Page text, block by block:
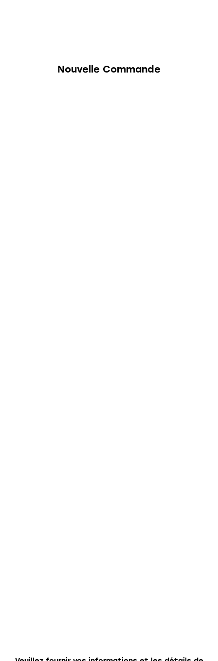
Nouvelle Commande